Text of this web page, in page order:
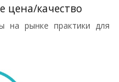
цена/качество
на рынке практики для